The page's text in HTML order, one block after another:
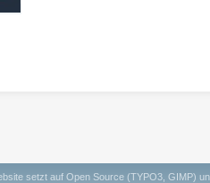
setzt auf Open Source (TYPO3, GIMP)